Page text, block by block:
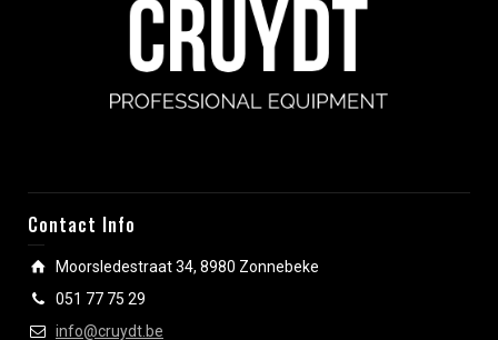
Contact Info
Moorsledestraat 34, 8980 Zonnebeke
051 77 75 29
info@cruydt.be